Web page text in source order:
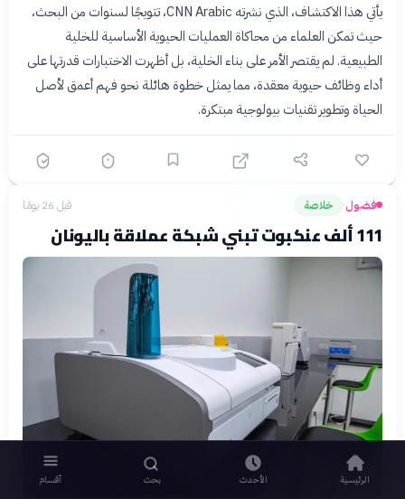
يأتي هذا الاكتشاف، الذي نشرته CNN Arabic، تتويجًا لسنوات من البحث،
حيث تمكن العلماء من محاكاة العمليات الحيوية الأساسية للخلية
الطبيعية. لم يقتصر الأمر على بناء الخلية، بل أظهرت الاختبارات قدرتها على
أداء وظائف حيوية معقدة، مما يمثل خطوة هائلة نحو فهم أعمق لأصل
الحياة وتطوير تقنيات بيولوجية مبتكرة.
فضول› خلاصة قبل 26 يومًا
111 ألف عنكبوت تبني شبكة عملاقة باليونان
الرئيسية الأحدث بحث أقسام